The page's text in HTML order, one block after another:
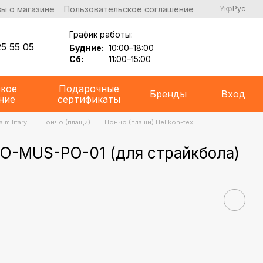
о магазине Пользовательское соглашение УкрРус
55 05
График работы:
Будние: 10:00–18:00
Сб:
11:00–15:00
Подарочные
сертификаты
Бренды Вход
military Пончо (плащи) Пончо (плащи) Helikon-tex
MUS-PO-01 (для страйкбола)